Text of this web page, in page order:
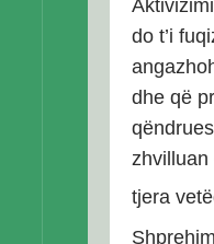
do t’i
dhe që
zhvilluan
tjera